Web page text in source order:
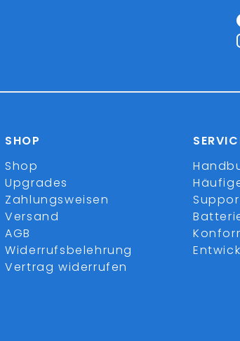
SHOP
Shop
Upgrades
Zahlungsweisen
Versand
AGB
Widerrufsbelehrung
Vertrag widerrufen